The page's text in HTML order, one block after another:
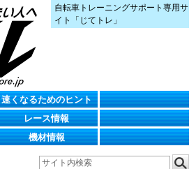
自転車トレーニングサポート専用サ
イト「じてトレ」
速くなるためのヒント
レース情報
機材情報